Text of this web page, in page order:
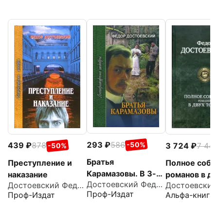
439 878 -50%
Преступление и
наказание
Достоевский Федор Михайлович
Проф-Издат
293 586 -50%
Братья
Карамазовы. В 3-х
томах
Достоевский Федор Михайлович
Проф-Издат
3 724
7 448
Полное
романов в
томах
Альфа-книга